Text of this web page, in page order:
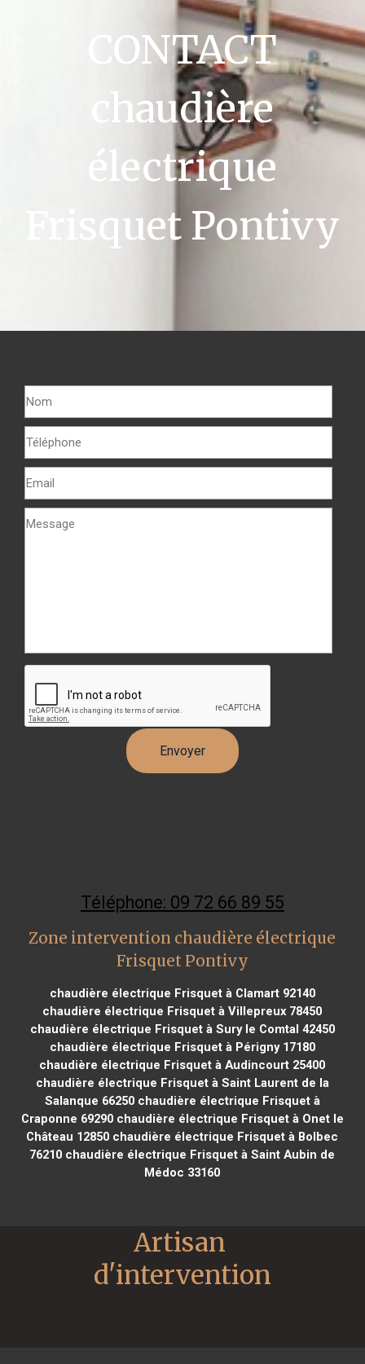
CONTACT
chaudière
électrique
Frisquet Pontivy
Téléphone: 09 72 66 89 55
Zone intervention chaudière électrique
Frisquet Pontivy
chaudière électrique Frisquet à Clamart 92140
chaudière électrique Frisquet à Villepreux 78450
chaudière électrique Frisquet à Sury le Comtal 42450
chaudière électrique Frisquet à Périgny 17180
chaudière électrique Frisquet à Audincourt 25400
chaudière électrique Frisquet à Saint Laurent de la
Salanque 66250chaudière électrique Frisquet à
Craponne 69290chaudière électrique Frisquet à Onet le
Château 12850 chaudière électrique Frisquet à Bolbec
76210 chaudière électrique Frisquet à Saint Aubin de
Médoc 33160
Artisan
d'intervention